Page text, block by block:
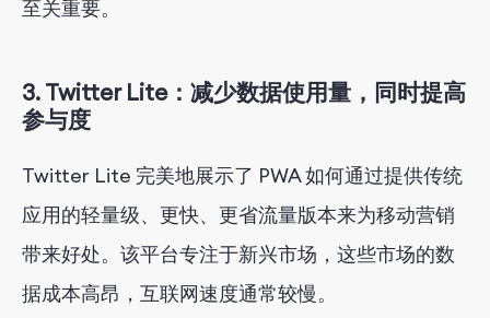
至关重要。
3.Twitter Lite：减少数据使用量，同时提高
参与度
Twitter Lite 完美地展示了 PWA 如何通过提供传统
应用的轻量级、更快、更省流量版本来为移动营销
带来好处。该平台专注于新兴市场，这些市场的数
据成本高昂，互联网速度通常较慢。